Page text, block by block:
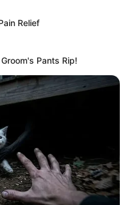
Relief
Pants Rip!